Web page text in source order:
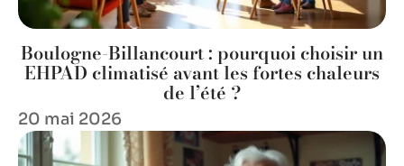
Boulogne-Billancourt : pourquoi choisir un
EHPAD climatisé avant les fortes chaleurs
de l’été ?
20 mai 2026